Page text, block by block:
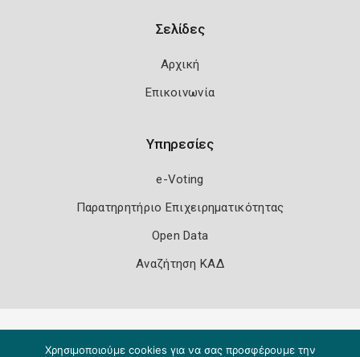
Σελίδες
Αρχική
Επικοινωνία
Υπηρεσίες
e-Voting
Παρατηρητήριο Επιχειρηματικότητας
Open Data
Αναζήτηση ΚΑΔ
Χρησιμοποιούμε cookies για να σας προσφέρουμε την